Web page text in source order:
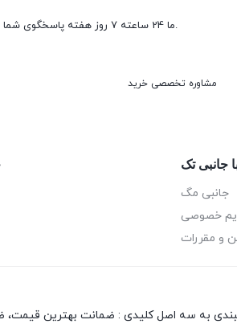
ما 24 ساعته 7 روز هفته پاسخگوی شما هستیم.
مشاوره تخصصی خرید
جانبی تک
جانبی مگ
خصوصی
و مقررات
به سه اصل کلیدی : ضمانت بهترین